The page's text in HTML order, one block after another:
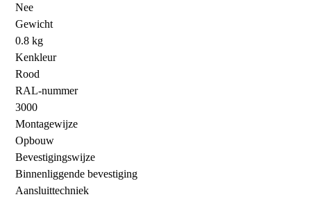
Nee
Gewicht
0.8 kg
Kenkleur
Rood
RAL-nummer
3000
Montagewijze
Opbouw
Bevestigingswijze
Binnenliggende bevestiging
Aansluittechniek